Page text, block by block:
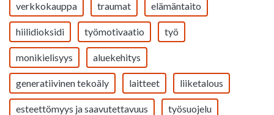
verkkokauppa traumat elämäntaito
hiilidioksidi työmotivaatio työ
monikielisyys aluekehitys
generatiivinen tekoäly laitteet liiketalous
esteettömyys ja saavutettavuus työsuojelu